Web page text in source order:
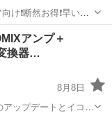
RX-7箱破れ有❗ノークレーム、ノーリターン商品❗ 夏休みはプラモ...
詰め合わせ
アンプ＋
換器…
8月8日
ップデートとイコラ